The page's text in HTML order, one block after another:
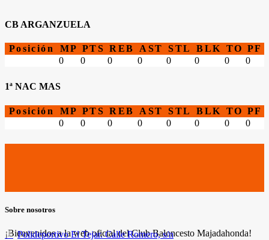
CB ARGANZUELA
Posición MP PTS REB AST STL BLK TO PF
0
0 0 0 0 0 0 0
1ª NAC MAS
Posición MP PTS REB AST STL BLK TO PF
0
0 0 0 0 0 0 0
Sobre nosotros
¡Bienvenidos a la web oficial del Club Baloncesto Majadahonda!
Polideportivo El Tejar. Calle Romero, s/n